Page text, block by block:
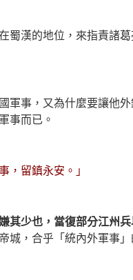
蜀漢的地位，來指責諸
軍事，又為什麼要讓他
事而已。
，留鎮永安。」
其少也，當復部分江州兵
城，合乎「統內外軍事」